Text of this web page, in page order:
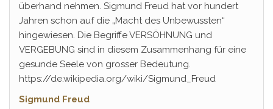
überhand nehmen. Sigmund Freud hat vor hundert
Jahren schon auf die „Macht des Unbewussten“
hingewiesen. Die Begriffe VERSÖHNUNG und
VERGEBUNG sind in diesem Zusammenhang für eine
gesunde Seele von grosser Bedeutung.
https://de.wikipedia.org/wiki/Sigmund_Freud
Sigmund Freud